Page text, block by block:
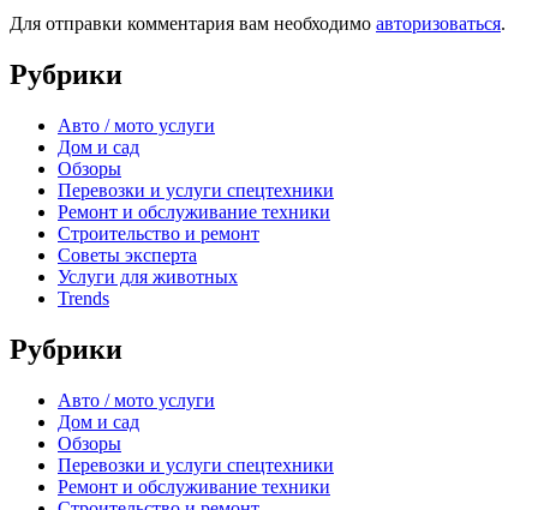
Для отправки комментария вам необходимо авторизоваться.
Рубрики
Авто / мото услуги
Дом и сад
Обзоры
Перевозки и услуги спецтехники
Ремонт и обслуживание техники
Строительство и ремонт
Советы эксперта
Услуги для животных
Trends
Рубрики
Авто / мото услуги
Дом и сад
Обзоры
Перевозки и услуги спецтехники
Ремонт и обслуживание техники